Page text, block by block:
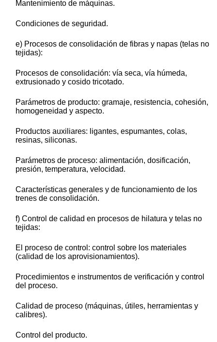
Mantenimiento de máquinas.
Condiciones de seguridad.
e) Procesos de consolidación de fibras y napas (telas no
tejidas):
Procesos de consolidación: vía seca, vía húmeda,
extrusionado y cosido tricotado.
Parámetros de producto: gramaje, resistencia, cohesión,
homogeneidad y aspecto.
Productos auxiliares: ligantes, espumantes, colas,
resinas, siliconas.
Parámetros de proceso: alimentación, dosificación,
presión, temperatura, velocidad.
Características generales y de funcionamiento de los
trenes de consolidación.
f) Control de calidad en procesos de hilatura y telas no
tejidas:
El proceso de control: control sobre los materiales
(calidad de los aprovisionamientos).
Procedimientos e instrumentos de verificación y control
del proceso.
Calidad de proceso (máquinas, útiles, herramientas y
calibres).
Control del producto.